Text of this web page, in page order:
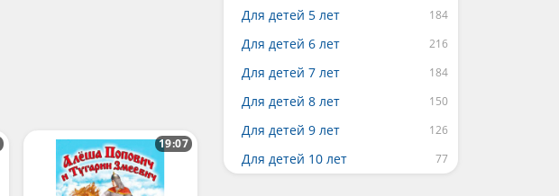
19:07
Для детей 5 лет
Для детей 6 лет
Для детей 7 лет
Для детей 8 лет
Для детей 9 лет
Для детей 10 лет